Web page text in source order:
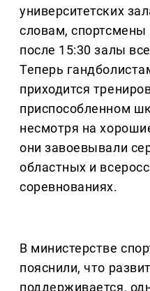
университетских
словам,
после 15:30 залы
Теперь
приходится
приспособленном
несмотря на
они завоевывали
областных и
соревнованиях.
В министерстве
пояснили, что
поддерживается,